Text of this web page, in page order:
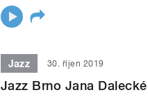
Jazz 30. říjen 2019
Jazz Brno Jana